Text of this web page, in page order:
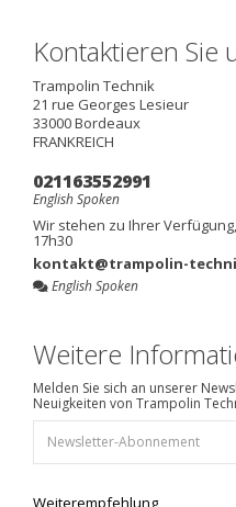
Kontaktieren Sie
Trampolin Technik
21 rue Georges Lesieur
33000Bordeaux
FRANKREICH
021163552991
English Spoken
Wir stehen zu Ihrer
17h30
kontakt@trampolin-
English Spoken
Weitere
Melden Sie sich an unserer
Neuigkeiten von Trampolin
Weiterempfehlung